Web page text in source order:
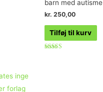
barn med autisme
kr. 250,00
Tilføj til kurv